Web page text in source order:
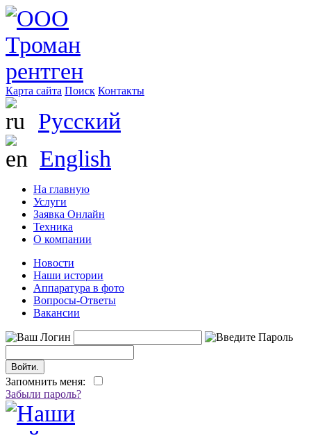
Карта сайта Поиск Контакты
Русский
English
На главную
Услуги
Заявка Онлайн
Техника
О компании
Новости
Наши истории
Аппаратура в фото
Вопросы-Ответы
Вакансии
Запомнить меня:
Забыли пароль?